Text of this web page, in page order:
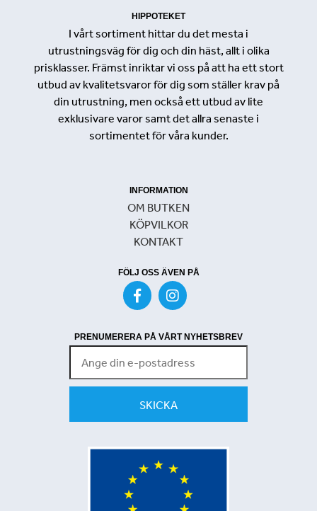
HIPPOTEKET
I vårt sortiment hittar du det mesta i
utrustningsväg för dig och din häst, allt i olika
prisklasser. Främst inriktar vi oss på att ha ett stort
utbud av kvalitetsvaror för dig som ställer krav på
din utrustning, men också ett utbud av lite
exklusivare varor samt det allra senaste i
sortimentet för våra kunder.
INFORMATION
OM BUTKEN
KÖPVILKOR
KONTAKT
FÖLJ OSS ÄVEN PÅ
PRENUMERERA PÅ VÅRT NYHETSBREV